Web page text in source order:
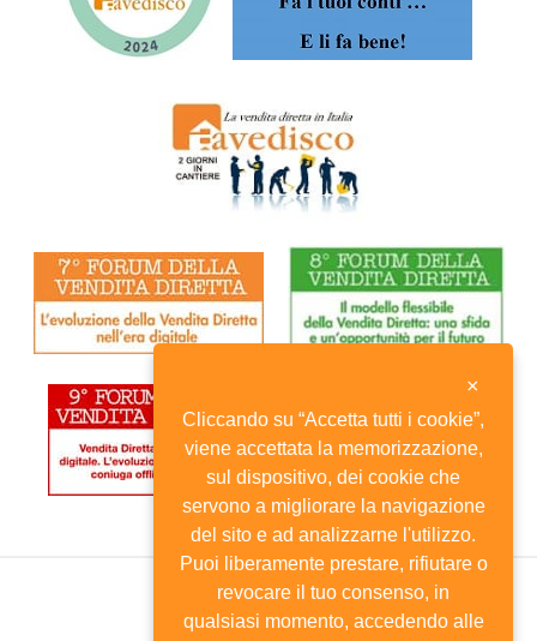
×
Cliccando su “Accetta tutti i cookie”,
viene accettata la memorizzazione,
sul dispositivo, dei cookie che
servono a migliorare la navigazione
del sito e ad analizzarne l'utilizzo.
Puoi liberamente prestare, rifiutare o
revocare il tuo consenso, in
qualsiasi momento, accedendo alle